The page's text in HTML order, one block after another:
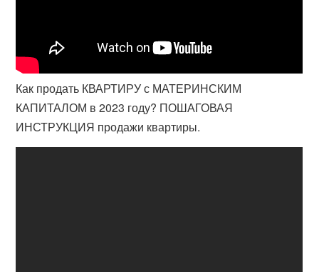
Как продать КВАРТИРУ с МАТЕРИНСКИМ
КАПИТАЛОМ в 2023 году? ПОШАГОВАЯ
ИНСТРУКЦИЯ продажи квартиры.